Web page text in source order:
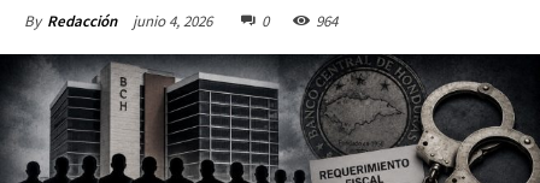
By Redacción junio 4, 2026 0 964